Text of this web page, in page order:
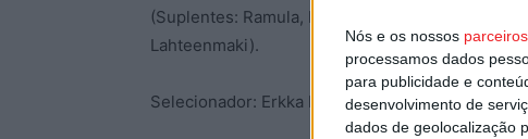
Nós e os nossos parceiros
processamos dados
para publicidade e
desenvolvimento de
dados de geolocalização
(Suplentes: Ramula, Ezeh, Aaro Tihonen,
Lahteenmaki).
Selecionador: Erkka Lehtola.